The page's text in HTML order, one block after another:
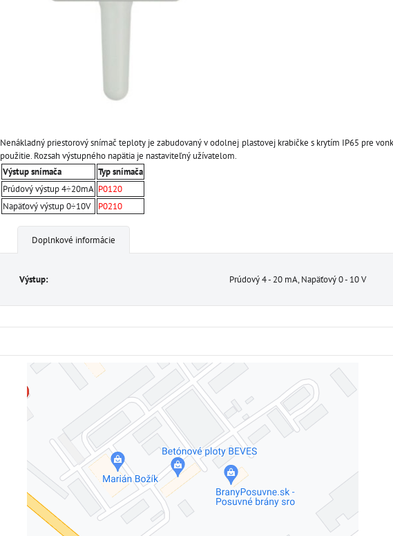
Nenákladný priestorový snímač teploty je zabudovaný v odolnej plastovej krabičke s krytím IP65 pre
použitie. Rozsah výstupného napätia je nastaviteľný užívatelom.
Výstup snímača
Typ snímača
Prúdový výstup 4÷20mA P0120
Napäťový výstup 0÷10V
P0210
Doplnkové informácie
Výstup: Prúdový 4 - 20 mA, Napäťový 0 - 10 V
Externý obsah je blokovaný Voľbami súkromia
Prajete si načítať externý obsah?
Povoliť tentokrát
Povoliť a zapamätať - súhlas s druhom cookie: Funkčné